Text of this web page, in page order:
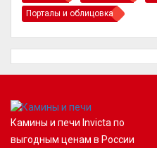
Порталы и облицовка
Камины и печи Invicta по
выгодным ценам в России